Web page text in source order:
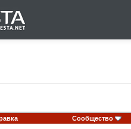
Сообщество